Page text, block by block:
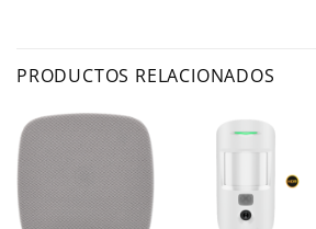
PRODUCTOS RELACIONADOS